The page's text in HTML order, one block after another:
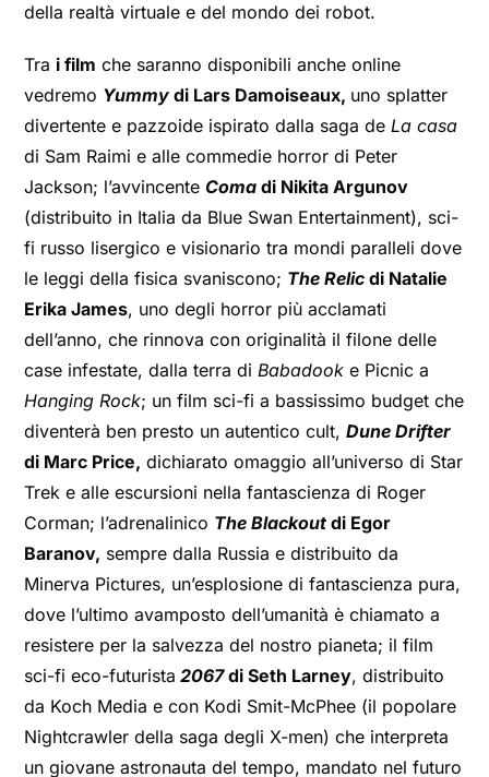
della realtà virtuale e del mondo dei robot.
Tra i film che saranno disponibili anche online
vedremo Yummydi Lars Damoiseaux, uno splatter
divertente e pazzoide ispirato dalla saga deLa casa
di Sam Raimi e alle commedie horror di Peter
Jackson; l’avvincente Coma di Nikita Argunov
(distribuito in Italia da Blue Swan Entertainment), sci-
fi russo lisergico e visionario tra mondi paralleli dove
le leggi della fisica svaniscono; The Relicdi Natalie
Erika James, uno degli horror più acclamati
dell’anno, che rinnova con originalità il filone delle
case infestate, dalla terra diBabadook e Picnic a
Hanging Rock; un film sci-fi a bassissimo budget che
diventerà ben presto un autentico cult,Dune Drifter
di Marc Price, dichiarato omaggio all’universo di Star
Trek e alle escursioni nella fantascienza di Roger
Corman; l’adrenalinico The Blackoutdi Egor
Baranov, sempre dalla Russia e distribuito da
Minerva Pictures, un’esplosione di fantascienza pura,
dove l’ultimo avamposto dell’umanità è chiamato a
resistere per la salvezza del nostro pianeta; il film
sci-fi eco-futurista 2067di Seth Larney, distribuito
da Koch Media e con Kodi Smit-McPhee (il popolare
Nightcrawler della saga degli X-men) che interpreta
un giovane astronauta del tempo, mandato nel futuro